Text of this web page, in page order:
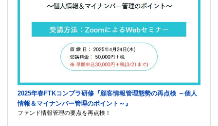
2025年春FTKコンプラ研修『顧客情報管理態勢の再点検 ～個人
情報＆マイナンバー管理のポイント～』
ファンド情報管理の要点を再点検！